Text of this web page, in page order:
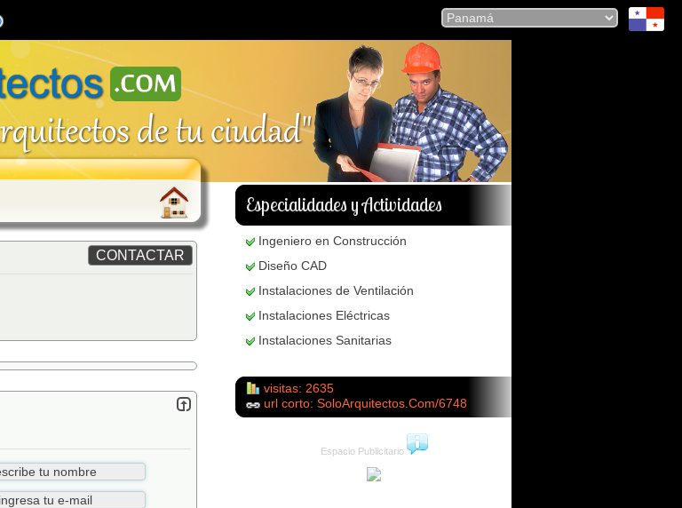
Especialidades y Actividades
Ingeniero en Construcción
Diseño CAD
Instalaciones de Ventilación
Instalaciones Eléctricas
Instalaciones Sanitarias
visitas: 2635
url corto: SoloArquitectos.Com/6748
Espacio Publicitario